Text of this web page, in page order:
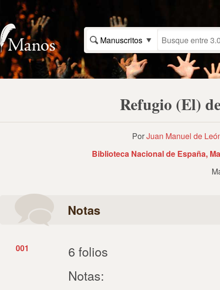
Manuscritos
Refugio (El)
PorJuan Manuel de
Biblioteca Nacional de España,
Notas
001
6 folios
Notas: